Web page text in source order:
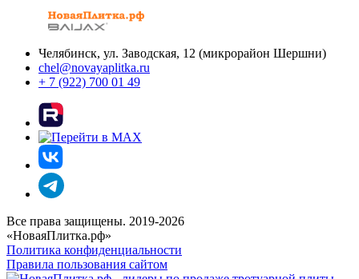
Челябинск, ул. Заводская, 12 (микрорайон Шершни)
chel@novayaplitka.ru
+ 7 (922) 700 01 49
Все права защищены. 2019-2026
«НоваяПлитка.рф»
Политика конфиденциальности
Правила пользования сайтом